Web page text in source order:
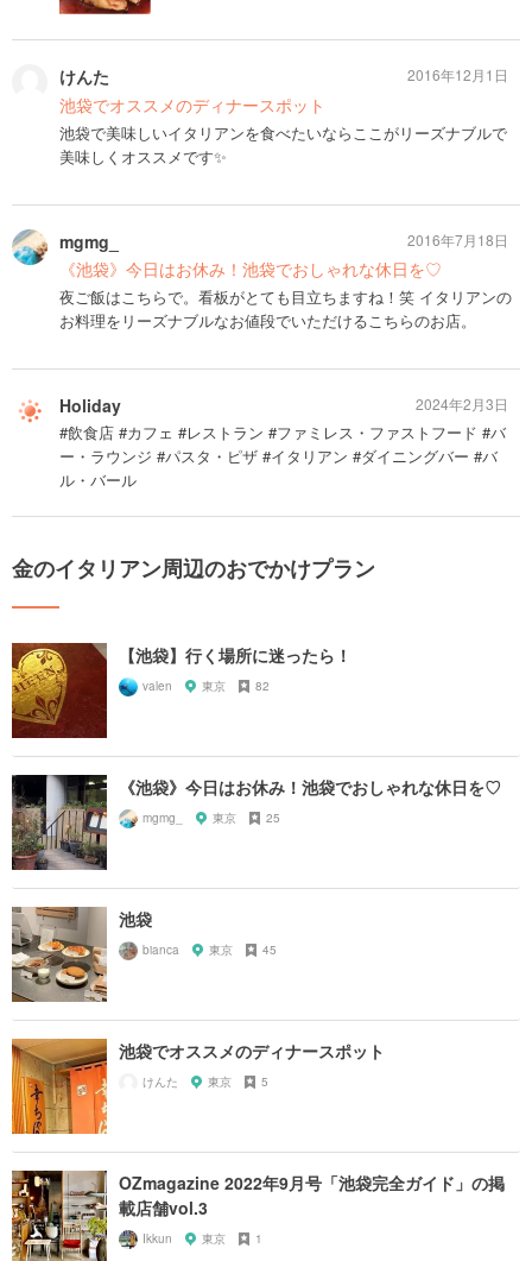
けんた
池袋でオススメのディナースポット
池袋で美味しいイタリアンを食べたいならここがリーズナブルで
美味しくオススメです✨
2016年12月1日
mgmg_
《池袋》今日はお休み！池袋でおしゃれな休日を♡
夜ご飯はこちらで。看板がとても目立ちますね！笑 イタリアンの
お料理をリーズナブルなお値段でいただけるこちらのお店。
2016年7月18日
Holiday
#飲食店 #カフェ #レストラン #ファミレス・ファストフード #バ
ー・ラウンジ #パスタ・ピザ #イタリアン #ダイニングバー #バ
ル・バール
2024年2月3日
金のイタリアン周辺のおでかけプラン
【池袋】行く場所に迷ったら！
valen 東京 82
《池袋》今日はお休み！池袋でおしゃれな休日を♡
mgmg_ 東京 25
池袋
bianca 東京 45
池袋でオススメのディナースポット
けんた 東京 5
OZmagazine 2022年9月号「池袋完全ガイド」の掲
載店舗vol.3
Ikkun 東京 1